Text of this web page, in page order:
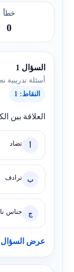
خطأ
0
السؤال 1
أسئلة
النقاط: 1
العلاقة بين
أ تضاد
ب ترادف
ج جناس
عرض السؤال